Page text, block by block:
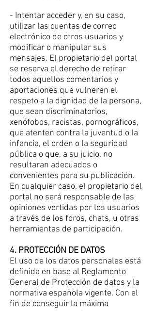
- Intentar acceder y, en su caso,
utilizar las cuentas de correo
electrónico de otros usuarios y
modificar o manipular sus
mensajes. El propietario del portal
se reserva el derecho de retirar
todos aquellos comentarios y
aportaciones que vulneren el
respeto a la dignidad de la persona,
que sean discriminatorios,
xenófobos, racistas, pornográficos,
que atenten contra la juventud o la
infancia, el orden o la seguridad
pública o que, a su juicio, no
resultaran adecuados o
convenientes para su publicación.
En cualquier caso, el propietario del
portal no será responsable de las
opiniones vertidas por los usuarios
a través de los foros, chats, u otras
herramientas de participación.
4. PROTECCIÓN DE DATOS
El uso de los datos personales está
definida en base al Reglamento
General de Protección de datos y la
normativa española vigente. Con el
fin de conseguir la máxima